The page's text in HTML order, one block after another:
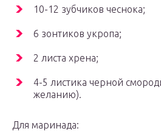
10-12 зубчиков чеснока;
6 зонтиков укропа;
2 листа хрена;
4-5 листика черной
желанию).
Для маринада: